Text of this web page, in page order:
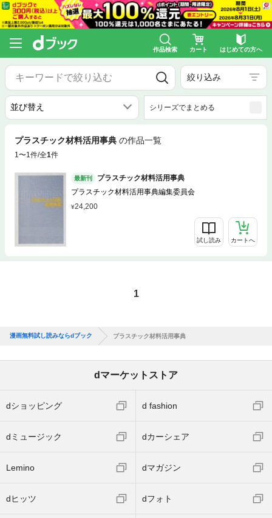
作品検索 カート はじめての方へ
絞り込み
シリーズでまとめる
プラスチック材料活用事典 の作品一覧
1〜1件/全1件
最新刊
プラスチック材料活用事典
プラスチック材料活用事典編集委員会
24,200
試し読み カートへ
1
漫画無料試し読みならdブック プラスチック材料活用事典
dマーケットストア
dショッピング d fashion
dミュージック dカーシェア
Lemino dマガジン
dヒッツ dフォト